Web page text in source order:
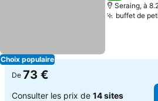
Choix populaire
Seraing, à
buffet de
De 73 €
Consulter les prix de 14 sites